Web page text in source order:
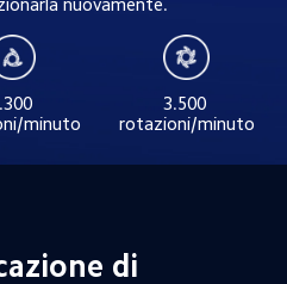
nuovamente.
minuto
3.500
rotazioni/minuto
di